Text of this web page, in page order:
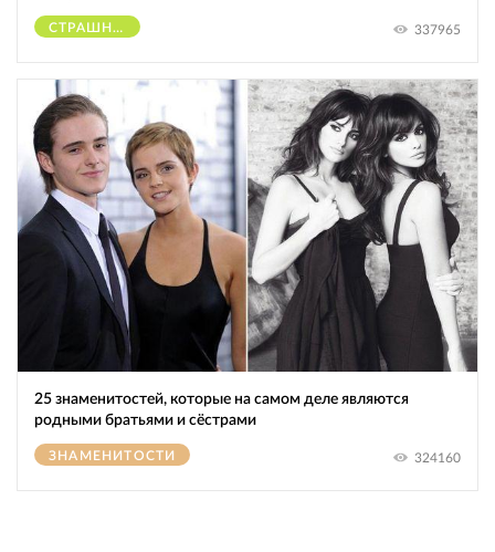
СТРАШНОЕ 337965
25 знаменитостей, которые на самом деле являются
родными братьями и сёстрами
ЗНАМЕНИТОСТИ 324160